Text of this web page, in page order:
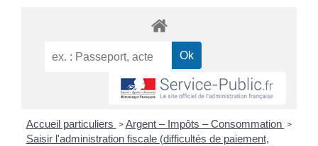
Accueil particuliers > Argent – Impôts – Consommation >
Saisir l'administration fiscale (difficultés de paiement,